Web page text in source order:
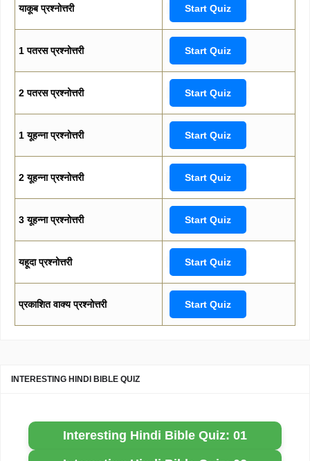
याकूब प्रश्नोत्तरी Start Quiz
1 पतरस प्रश्नोत्तरी Start Quiz
2 पतरस प्रश्नोत्तरी Start Quiz
1 यूहन्ना प्रश्नोत्तरी Start Quiz
2 यूहन्ना प्रश्नोत्तरी Start Quiz
3 यूहन्ना प्रश्नोत्तरी Start Quiz
यहूदा प्रश्नोत्तरी Start Quiz
प्रकाशित वाक्य प्रश्नोत्तरी Start Quiz
INTERESTING HINDI BIBLE QUIZ
Interesting Hindi Bible Quiz: 01